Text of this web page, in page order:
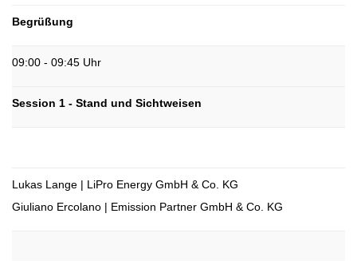
Begrüßung
09:00 - 09:45 Uhr
Session 1 - Stand und Sichtweisen
Lukas Lange | LiPro Energy GmbH & Co. KG
Giuliano Ercolano | Emission Partner GmbH & Co. KG